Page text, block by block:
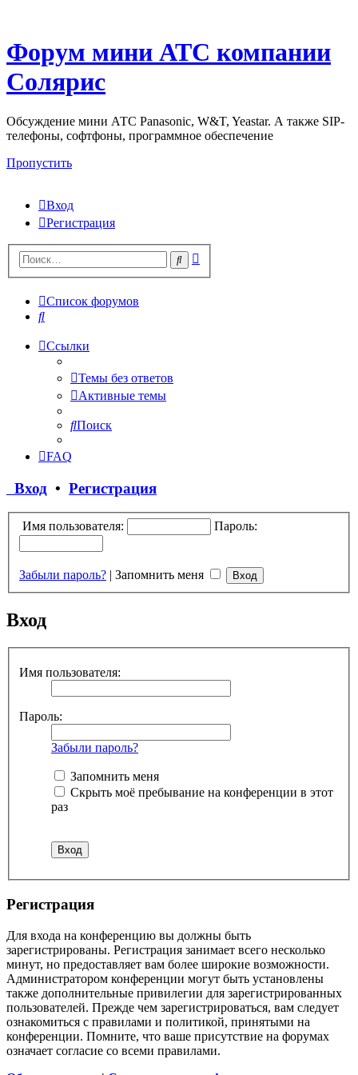
Форум мини АТС компании
Солярис
Обсуждение мини АТС Panasonic, W&T, Yeastar. А также SIP-
телефоны, софтфоны, программное обеспечение
Пропустить
Вход
Регистрация
Поиск
Список форумов
Поиск
Ссылки
Темы без ответов
Активные темы
Поиск
FAQ
Вход • Регистрация
Имя пользователя: Пароль:
Забыли пароль? | Запомнить меня
Вход
Имя пользователя:
Пароль:
Забыли пароль?
Запомнить меня
Скрыть моё пребывание на конференции в этот
раз
Регистрация
Для входа на конференцию вы должны быть
зарегистрированы. Регистрация занимает всего несколько
минут, но предоставляет вам более широкие возможности.
Администратором конференции могут быть установлены
также дополнительные привилегии для зарегистрированных
пользователей. Прежде чем зарегистрироваться, вам следует
ознакомиться с правилами и политикой, принятыми на
конференции. Помните, что ваше присутствие на форумах
означает согласие со всеми правилами.